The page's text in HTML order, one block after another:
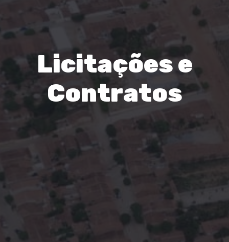
Licitações e
Contratos